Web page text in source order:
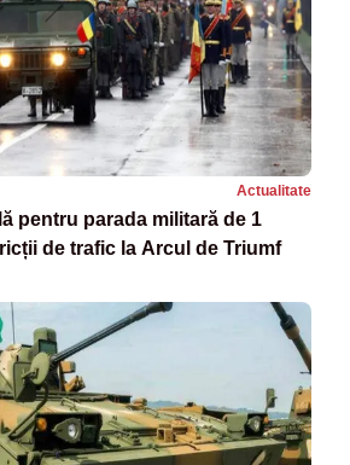
Actualitate
pentru parada militară de 1
de trafic la Arcul de Triumf